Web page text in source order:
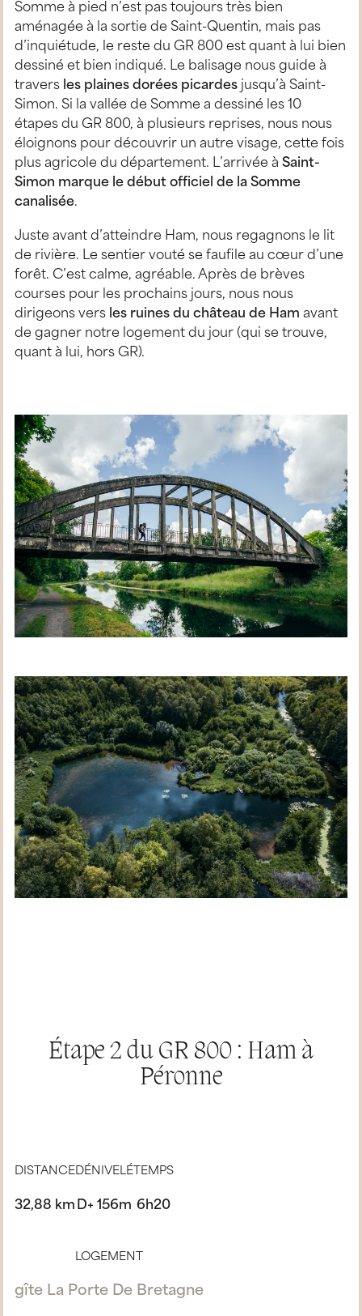
Somme à pied n’est pas toujours très bien
aménagée à la sortie de Saint-Quentin, mais pas
d’inquiétude, le reste du GR 800 est quant à lui bien
dessiné et bien indiqué. Le balisage nous guide à
travers les plaines dorées picardes jusqu’à Saint-
Simon. Si la vallée de Somme a dessiné les 10
étapes du GR 800, à plusieurs reprises, nous nous
éloignons pour découvrir un autre visage, cette fois
plus agricole du département. L’arrivée à Saint-
Simon marque le début officiel de la Somme
canalisée.
Juste avant d’atteindre Ham, nous regagnons le lit
de rivière. Le sentier vouté se faufile au cœur d’une
forêt. C’est calme, agréable. Après de brèves
courses pour les prochains jours, nous nous
dirigeons vers les ruines du château de Ham avant
de gagner notre logement du jour (qui se trouve,
quant à lui, hors GR).
Étape 2 du GR 800 : Ham à
Péronne
DISTANCE
32,88 km
DÉNIVELÉ
D+ 156m
TEMPS
6h20
LOGEMENT
gîte La Porte De Bretagne